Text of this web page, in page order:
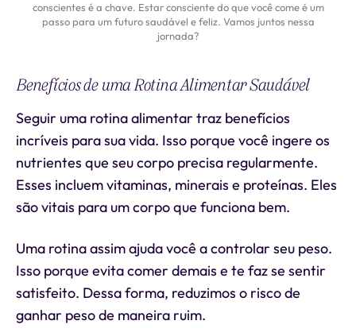
conscientes é a chave. Estar consciente do que você come é um
passo para um futuro saudável e feliz. Vamos juntos nessa
jornada?
Benefícios de uma Rotina Alimentar Saudável
Seguir uma rotina alimentar traz benefícios
incríveis para sua vida. Isso porque você ingere os
nutrientes que seu corpo precisa regularmente.
Esses incluem vitaminas, minerais e proteínas. Eles
são vitais para um corpo que funciona bem.
Uma rotina assim ajuda você a controlar seu peso.
Isso porque evita comer demais e te faz se sentir
satisfeito. Dessa forma, reduzimos o risco de
ganhar peso de maneira ruim.